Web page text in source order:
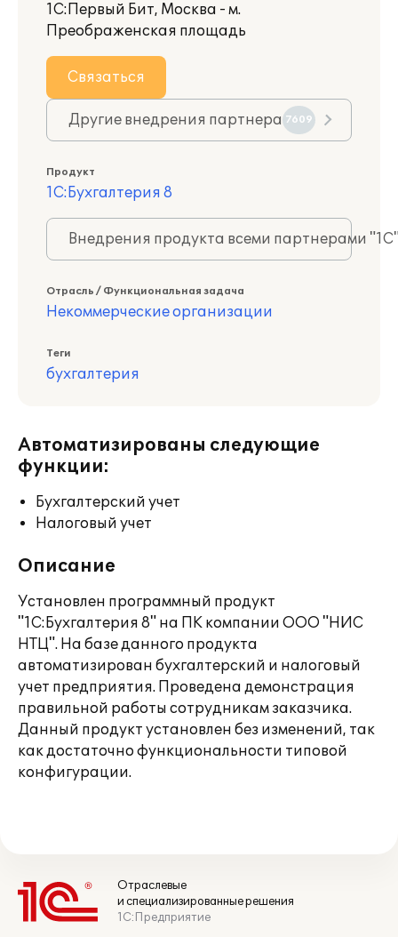
1С:Первый Бит, Москва - м.
Преображенская площадь
Связаться
Другие внедрения партнера 7609
Продукт
1С:Бухгалтерия 8
Внедрения продукта всеми партнерами
Отрасль / Функциональная задача
Некоммерческие организации
Теги
бухгалтерия
Автоматизированы следующие
функции:
Бухгалтерский учет
Налоговый учет
Описание
Установлен программный продукт
"1С:Бухгалтерия 8" на ПК компании ООО "НИС
НТЦ". На базе данного продукта
автоматизирован бухгалтерский и налоговый
учет предприятия. Проведена демонстрация
правильной работы сотрудникам заказчика.
Данный продукт установлен без изменений, так
как достаточно функциональности типовой
конфигурации.
Отраслевые
и специализированные решения
1С:Предприятие